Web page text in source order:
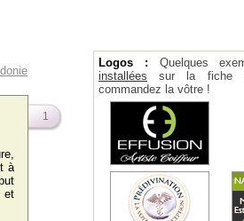
à
et
1
Logos : Quelques
installées sur la fiche
commandez la vôtre !